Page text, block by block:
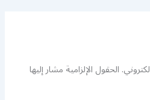
الحقول الإلزامية مشار إليها